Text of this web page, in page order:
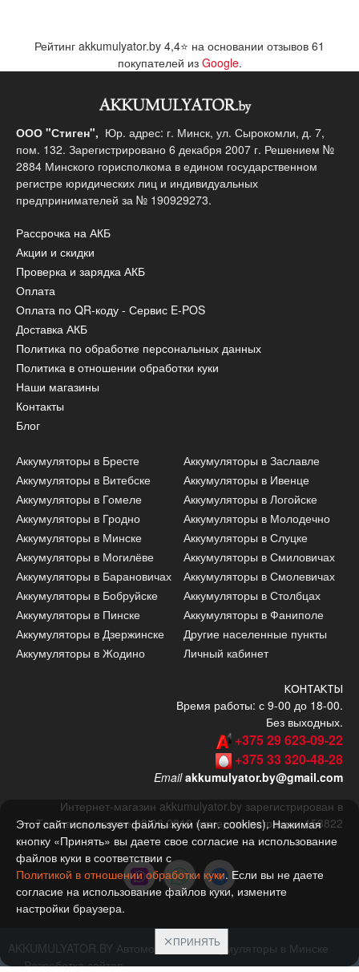
Рейтинг akkumulyator.by 4,4⭐ на основании отзывов 61
покупателей из Google.
ООО "Стиген", Юр. адрес: г. Минск, ул. Сырокомли, д. 7,
пом. 132. Зарегистрировано 6 декабря 2007 г. Решением №
2884 Минского горисполкома в едином государственном
регистре юридических лиц и индивидуальных
предпринимателей за № 190929273.
Рассрочка на АКБ
Акции и скидки
Проверка и зарядка АКБ
Оплата
Оплата по QR-коду - Сервис E-POS
Доставка АКБ
Политика по обработке персональных данных
Политика в отношении обработки куки
Наши магазины
Контакты
Блог
Аккумуляторы в Бресте
Аккумуляторы в Витебске
Аккумуляторы в Гомеле
Аккумуляторы в Гродно
Аккумуляторы в Минске
Аккумуляторы в Могилёве
Аккумуляторы в Барановичах
Аккумуляторы в Бобруйске
Аккумуляторы в Пинске
Аккумуляторы в Дзержинске
Аккумуляторы в Жодино
Аккумуляторы в Заславле
Аккумуляторы в Ивенце
Аккумуляторы в Логойске
Аккумуляторы в Молодечно
Аккумуляторы в Слуцке
Аккумуляторы в Смиловичах
Аккумуляторы в Смолевичах
Аккумуляторы в Столбцах
Аккумуляторы в Фаниполе
Другие населенные пункты
Личный кабинет
КОНТАКТЫ
Время работы: с 9-00 до 18-00.
Без выходных.
+375 29 623-09-22
+375 33 320-48-28
Email akkumulyator.by@gmail.com
Интернет-магазин akkumulyator.by зарегистрирован в
Торговом реестре 03.06.2010 номер регистрации: 153822
AKKUMULYATOR.BY Автомобильные аккумуляторы в Минске
Разработка сайтов
ПРИНЯТЬ
Этот сайт использует файлы куки (анг. сookies). Нажимая
кнопку «Принять» вы даете свое согласие на использование
файлов куки в соответствии с
Политикой в отношении обработки куки. Если вы не даете
согласие на использование файлов куки, измените
настройки браузера.